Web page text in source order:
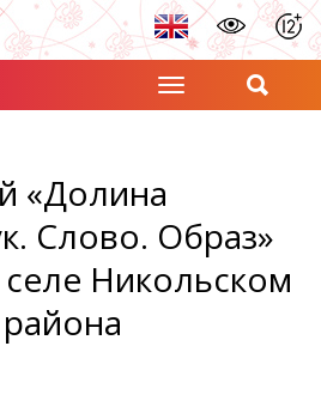
«Долина
Слово. Образ»
селе Никольском